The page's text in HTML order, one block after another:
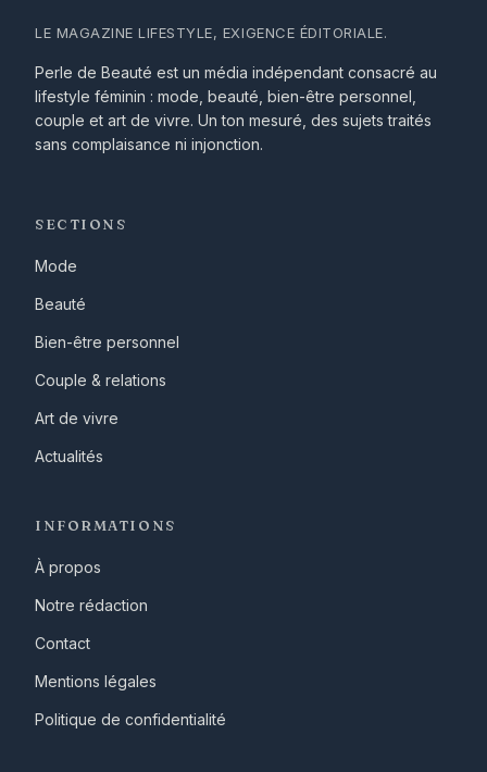
LE MAGAZINE LIFESTYLE, EXIGENCE ÉDITORIALE.
Perle de Beauté est un média indépendant consacré au
lifestyle féminin : mode, beauté, bien-être personnel,
couple et art de vivre. Un ton mesuré, des sujets traités
sans complaisance ni injonction.
SECTIONS
Mode
Beauté
Bien-être personnel
Couple & relations
Art de vivre
Actualités
INFORMATIONS
À propos
Notre rédaction
Contact
Mentions légales
Politique de confidentialité